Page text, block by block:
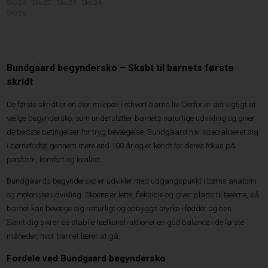
Sko 23
Bundgaard begyndersko – Skabt til barnets første
skridt
De første skridt er en stor milepæl i ethvert barns liv. Derfor er det vigtigt at
vælge begyndersko, som understøtter barnets naturlige udvikling og giver
de bedste betingelser for tryg bevægelse. Bundgaard har specialiseret sig
i børnefodtøj gennem mere end 100 år og er kendt for deres fokus på
pasform, komfort og kvalitet.
Bundgaards begyndersko er udviklet med udgangspunkt i børns anatomi
og motoriske udvikling. Skoene er lette, fleksible og giver plads til tæerne, så
barnet kan bevæge sig naturligt og opbygge styrke i fødder og ben.
Samtidig sikrer de stabile hælkonstruktioner en god balance i de første
måneder, hvor barnet lærer at gå.
Fordele ved Bundgaard begyndersko